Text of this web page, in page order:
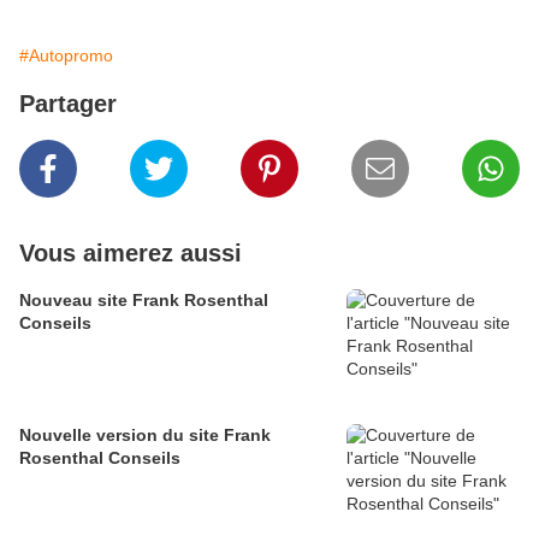
#Autopromo
Partager
Vous aimerez aussi
Nouveau site Frank Rosenthal
Conseils
Nouvelle version du site Frank
Rosenthal Conseils